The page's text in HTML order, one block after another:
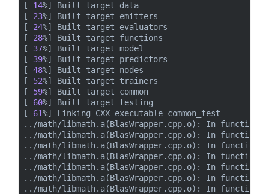
[ 14%] Built target data
[ 23%] Built target emitters
[ 24%] Built target evaluators
[ 28%] Built target functions
[ 37%] Built target model
[ 39%] Built target predictors
[ 48%] Built target nodes
[ 52%] Built target trainers
[ 59%] Built target common
[ 60%] Built target testing
[ 61%] Linking CXX executable common_test
../math/libmath.a(BlasWrapper.cpp.o): In
../math/libmath.a(BlasWrapper.cpp.o): In
../math/libmath.a(BlasWrapper.cpp.o): In
../math/libmath.a(BlasWrapper.cpp.o): In
../math/libmath.a(BlasWrapper.cpp.o): In
../math/libmath.a(BlasWrapper.cpp.o): In
../math/libmath.a(BlasWrapper.cpp.o): In